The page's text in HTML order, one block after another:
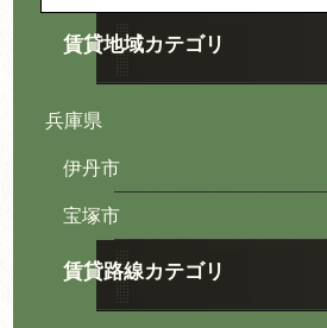
賃貸地域カテゴリ
兵庫県
伊丹市
宝塚市
賃貸路線カテゴリ